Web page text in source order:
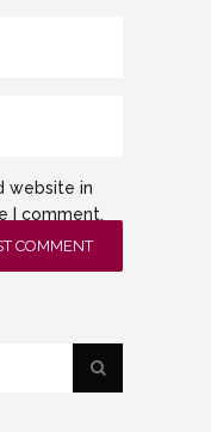
website in
I comment.